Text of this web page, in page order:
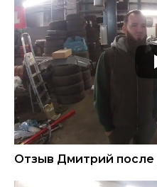
Отзыв Дмитрий после